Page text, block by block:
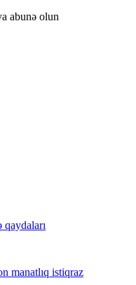
abunə olun
qaydaları